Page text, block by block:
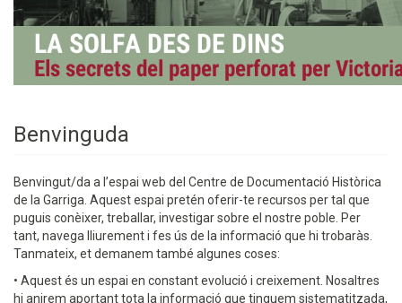
Benvinguda
Benvingut/da a l’espai web del Centre de Documentació Històrica
de la Garriga. Aquest espai pretén oferir-te recursos per tal que
puguis conèixer, treballar, investigar sobre el nostre poble. Per
tant, navega lliurement i fes ús de la informació que hi trobaràs.
Tanmateix, et demanem també algunes coses:
• Aquest és un espai en constant evolució i creixement. Nosaltres
hi anirem aportant tota la informació que tinguem sistematitzada,